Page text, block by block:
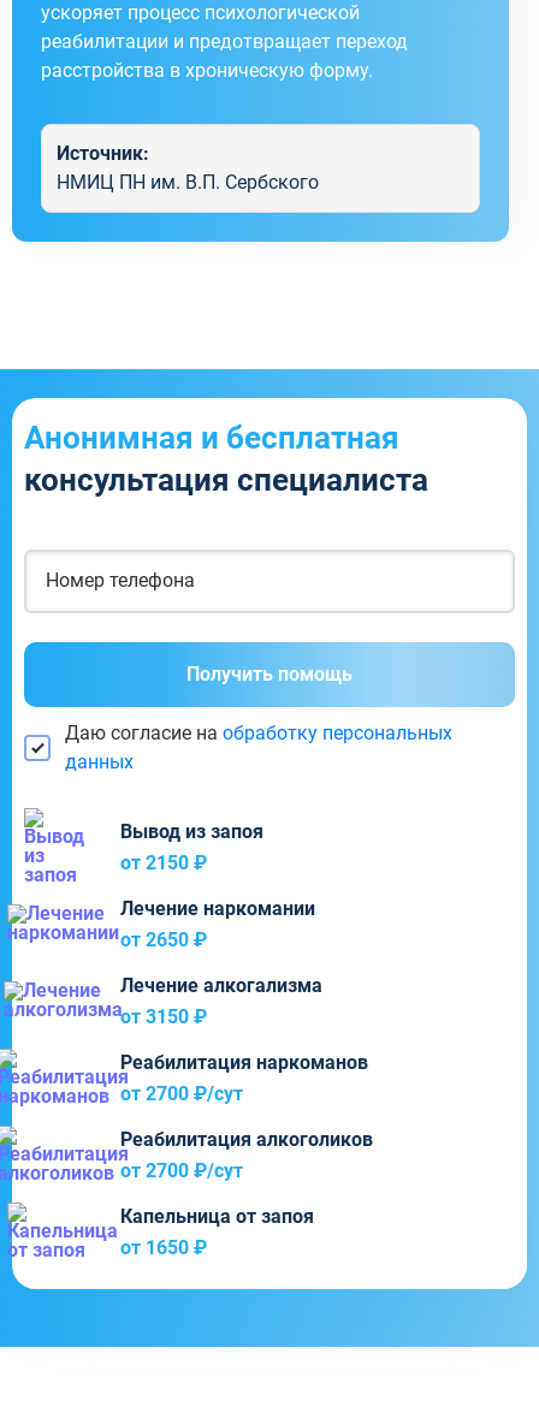
ускоряет процесс психологической
реабилитации и предотвращает переход
расстройства в хроническую форму.
Источник:
НМИЦ ПН им. В.П. Сербского
Анонимная и бесплатная
консультация специалиста
Получить помощь
Даю согласие на обработку персональных
данных
Вывод из запоя
от 2150 ₽
Лечение наркомании
от 2650 ₽
Лечение алкогализма
от 3150 ₽
Реабилитация наркоманов
от 2700 ₽/cут
Реабилитация алкоголиков
от 2700 ₽/cут
Капельница от запоя
от 1650 ₽